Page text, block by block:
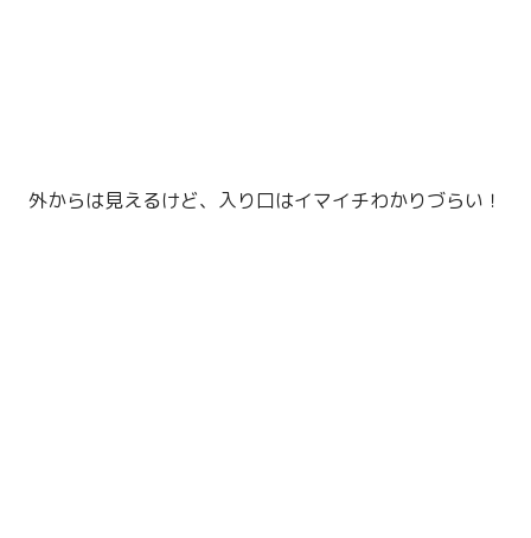
外からは見えるけど、入り口はイマイチわかりづらい！